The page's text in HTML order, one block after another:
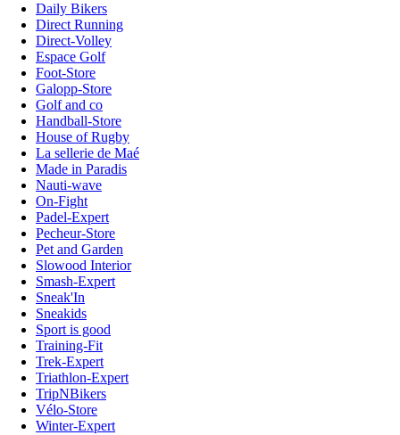
Daily Bikers
Direct Running
Direct-Volley
Espace Golf
Foot-Store
Galopp-Store
Golf and co
Handball-Store
House of Rugby
La sellerie de Maé
Made in Paradis
Nauti-wave
On-Fight
Padel-Expert
Pecheur-Store
Pet and Garden
Slowood Interior
Smash-Expert
Sneak'In
Sneakids
Sport is good
Training-Fit
Trek-Expert
Triathlon-Expert
TripNBikers
Vélo-Store
Winter-Expert